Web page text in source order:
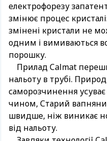
електрофорезу
змінює процес
змінені кристали не
одним і вимиваються
порошку.
Прилад Calmat
нальоту в трубі.
саморозчинення
чином, Старий
швидше, ніж виникає
від нальоту.